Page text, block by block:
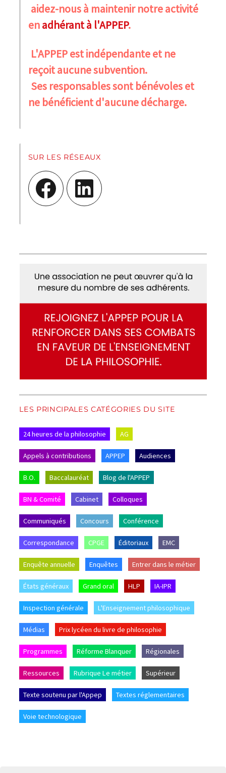
aidez-nous à maintenir notre activité
enadhérant à l'APPEP.
L'APPEP est indépendante et ne
reçoit aucune subvention.
Ses responsables sont bénévoles et
ne bénéficient d'aucune décharge.
SUR LES RÉSEAUX
Facebook LinkedIn
LES PRINCIPALES CATÉGORIES DU SITE
24 heures de la philosophie AG
Appels à contributions APPEP Audiences
B.O. Baccalauréat Blog de l'APPEP
BN & Comité Cabinet Colloques
Communiqués Concours Conférence
Correspondance CPGE Éditoriaux EMC
Enquête annuelle Enquêtes Entrer dans le métier
États généraux Grand oral HLP IA-IPR
Inspection générale L'Enseignement philosophique
Médias Prix lycéen du livre de philosophie
Programmes Réforme Blanquer Régionales
Ressources Rubrique Le métier Supérieur
Texte soutenu par l'Appep Textes réglementaires
Voie technologique